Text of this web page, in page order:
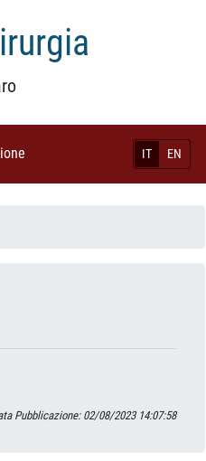
IT EN
Pubblicazione: 02/08/2023 14:07:58